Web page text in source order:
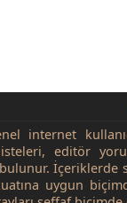
internet
editör
uygun